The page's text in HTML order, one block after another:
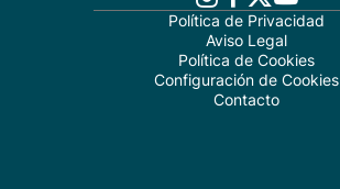
Política de Privacidad
Aviso Legal
Política de Cookies
Configuración de Cookies
Contacto